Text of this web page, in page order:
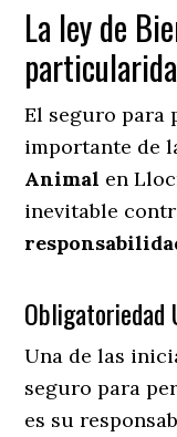
La ley de
El seguro para
importante de
Animal en
inevitable
Obligatoriedad
Una de las
seguro para
es su